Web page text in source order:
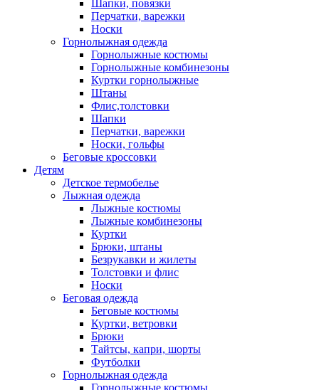
Шапки, повязки
Перчатки, варежки
Носки
Горнолыжная одежда
Горнолыжные костюмы
Горнолыжные комбинезоны
Куртки горнолыжные
Штаны
Флис,толстовки
Шапки
Перчатки, варежки
Носки, гольфы
Беговые кроссовки
Детям
Детское термобелье
Лыжная одежда
Лыжные костюмы
Лыжные комбинезоны
Куртки
Брюки, штаны
Безрукавки и жилеты
Толстовки и флис
Носки
Беговая одежда
Беговые костюмы
Куртки, ветровки
Брюки
Тайтсы, капри, шорты
Футболки
Горнолыжная одежда
Горнолыжные костюмы